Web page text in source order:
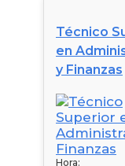
Técnico
en
y Finanzas
Hora: